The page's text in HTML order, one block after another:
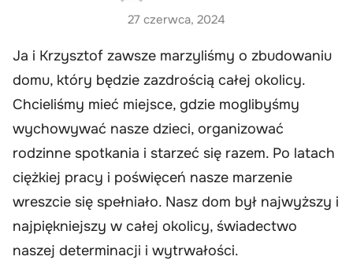
27 czerwca, 2024
Ja i Krzysztof zawsze marzyliśmy o zbudowaniu
domu, który będzie zazdrością całej okolicy.
Chcieliśmy mieć miejsce, gdzie moglibyśmy
wychowywać nasze dzieci, organizować
rodzinne spotkania i starzeć się razem. Po latach
ciężkiej pracy i poświęceń nasze marzenie
wreszcie się spełniało. Nasz dom był najwyższy i
najpiękniejszy w całej okolicy, świadectwo
naszej determinacji i wytrwałości.